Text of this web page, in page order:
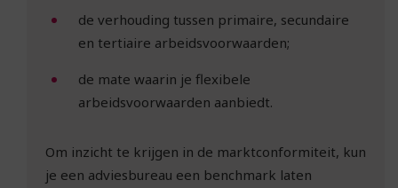
de verhouding tussen primaire, secundaire
en tertiaire arbeidsvoorwaarden;
de mate waarin je flexibele
arbeidsvoorwaarden aanbiedt.
Om inzicht te krijgen in de marktconformiteit, kun
je een adviesbureau een benchmark laten